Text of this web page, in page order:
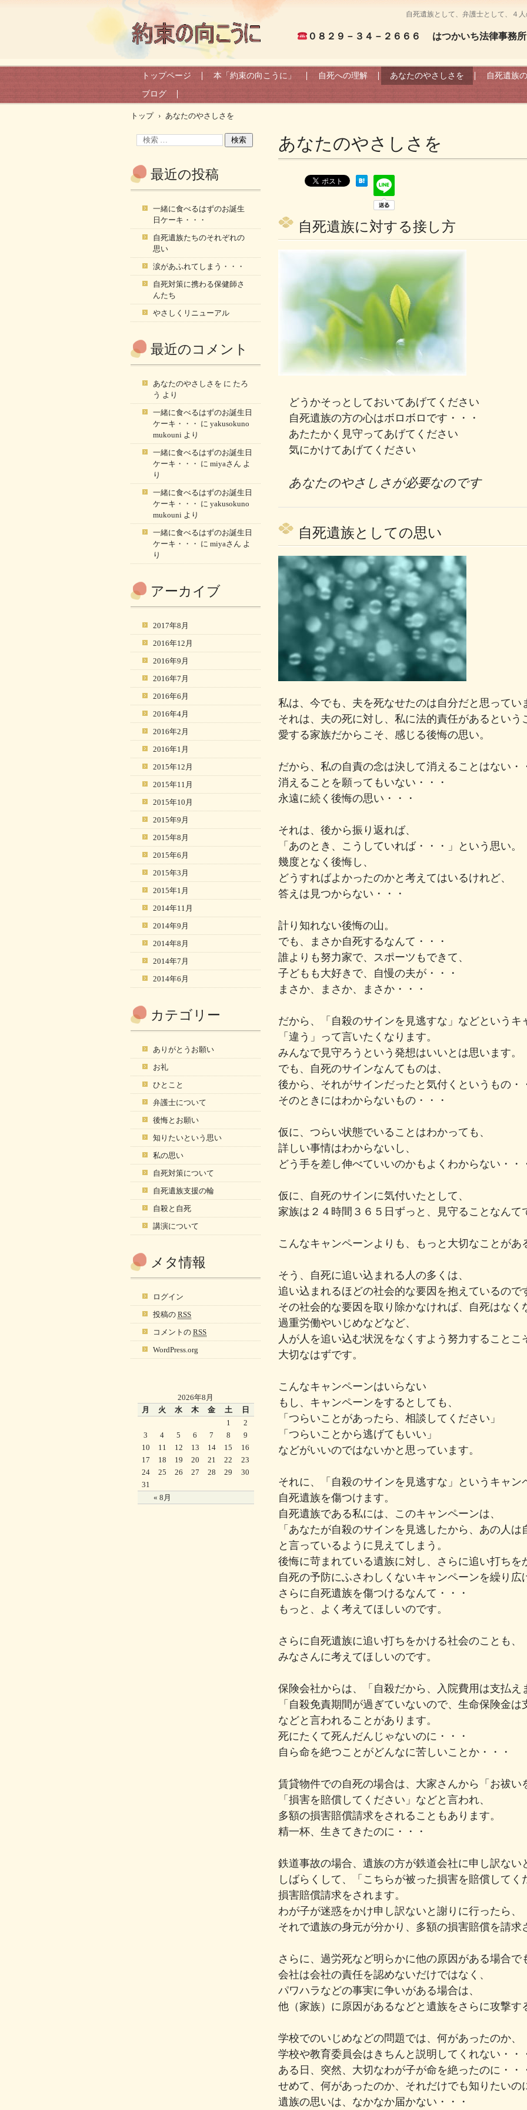
自死遺族として、弁護士として、４
０８２９－３４－２６６６ はつかいち法律事務所
トップページ 本「約束の向こうに」 自死への理解 あなたのやさしさを 自死遺族
ブログ
トップ › あなたのやさしさを
あなたのやさしさを
自死遺族に対する接し方
どうかそっとしておいてあげてください
自死遺族の方の心はボロボロです・・・
あたたかく見守ってあげてください
気にかけてあげてください
あなたのやさしさが必要なのです
自死遺族としての思い
私は、今でも、夫を死なせたのは自分だと思ってい
それは、夫の死に対し、私に法的責任があるという
愛する家族だからこそ、感じる後悔の思い。
だから、私の自責の念は決して消えることはない・
消えることを願ってもいない・・・
永遠に続く後悔の思い・・・
それは、後から振り返れば、
「あのとき、こうしていれば・・・」という思い。
幾度となく後悔し、
どうすればよかったのかと考えてはいるけれど、
答えは見つからない・・・
計り知れない後悔の山。
でも、まさか自死するなんて・・・
誰よりも努力家で、スポーツもできて、
子どもも大好きで、自慢の夫が・・・
まさか、まさか、まさか・・・
だから、「自殺のサインを見逃すな」などというキ
「違う」って言いたくなります。
みんなで見守ろうという発想はいいとは思います。
でも、自死のサインなんてものは、
後から、それがサインだったと気付くというもの・
そのときにはわからないもの・・・
仮に、つらい状態でいることはわかっても、
詳しい事情はわからないし、
どう手を差し伸べていいのかもよくわからない・・
仮に、自死のサインに気付いたとして、
家族は２４時間３６５日ずっと、見守ることなんて
こんなキャンペーンよりも、もっと大切なことがあ
そう、自死に追い込まれる人の多くは、
追い込まれるほどの社会的な要因を抱えているので
その社会的な要因を取り除かなければ、自死はなく
過重労働やいじめなどなど、
人が人を追い込む状況をなくすよう努力することこ
大切なはずです。
こんなキャンペーンはいらない
もし、キャンペーンをするとしても、
「つらいことがあったら、相談してください」
「つらいことから逃げてもいい」
などがいいのではないかと思っています。
それに、「自殺のサインを見逃すな」というキャン
自死遺族を傷つけます。
自死遺族である私には、このキャンペーンは、
「あなたが自殺のサインを見逃したから、あの人は
と言っているように見えてしまう。
後悔に苛まれている遺族に対し、さらに追い打ちを
自死の予防にふさわしくないキャンペーンを繰り広
さらに自死遺族を傷つけるなんて・・・
もっと、よく考えてほしいのです。
さらに自死遺族に追い打ちをかける社会のことも、
みなさんに考えてほしいのです。
保険会社からは、「自殺だから、入院費用は支払え
「自殺免責期間が過ぎていないので、生命保険金は
などと言われることがあります。
死にたくて死んだんじゃないのに・・・
自ら命を絶つことがどんなに苦しいことか・・・
賃貸物件での自死の場合は、大家さんから「お祓い
「損害を賠償してください」などと言われ、
多額の損害賠償請求をされることもあります。
精一杯、生きてきたのに・・・
鉄道事故の場合、遺族の方が鉄道会社に申し訳ない
しばらくして、「こちらが被った損害を賠償してく
損害賠償請求をされます。
わが子が迷惑をかけ申し訳ないと謝りに行ったら、
それで遺族の身元が分かり、多額の損害賠償を請求
さらに、過労死など明らかに他の原因がある場合で
会社は会社の責任を認めないだけではなく、
パワハラなどの事実に争いがある場合は、
他（家族）に原因があるなどと遺族をさらに攻撃す
学校でのいじめなどの問題では、何があったのか、
学校や教育委員会はきちんと説明してくれない・・
ある日、突然、大切なわが子が命を絶ったのに・・
せめて、何があったのか、それだけでも知りたいの
遺族の思いは、なかなか届かない・・・
最近の投稿
一緒に食べるはずのお誕生
日ケーキ・・・
自死遺族たちのそれぞれの
思い
涙があふれてしまう・・・
自死対策に携わる保健師さ
んたち
やさしくリニューアル
最近のコメント
あなたのやさしさを に たろ
う より
一緒に食べるはずのお誕生日
ケーキ・・・ に yakusokuno
mukouni より
一緒に食べるはずのお誕生日
ケーキ・・・ に miyaさん よ
り
一緒に食べるはずのお誕生日
ケーキ・・・ に yakusokuno
mukouni より
一緒に食べるはずのお誕生日
ケーキ・・・ に miyaさん よ
り
アーカイブ
2017年8月
2016年12月
2016年9月
2016年7月
2016年6月
2016年4月
2016年2月
2016年1月
2015年12月
2015年11月
2015年10月
2015年9月
2015年8月
2015年6月
2015年3月
2015年1月
2014年11月
2014年9月
2014年8月
2014年7月
2014年6月
カテゴリー
ありがとうお願い
お礼
ひとこと
弁護士について
後悔とお願い
知りたいという思い
私の思い
自死対策について
自死遺族支援の輪
自殺と自死
講演について
メタ情報
ログイン
投稿の RSS
コメントの RSS
WordPress.org
2026年8月
月
火 水 木 金 土 日
« 8月
1
2
3
4 5 6 7 8
9
10
11 12 13 14 15
16
17
18 19 20 21 22
23
24
25 26 27 28 29
30
31